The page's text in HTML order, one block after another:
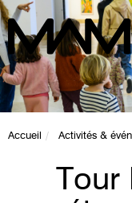
Accueil Activités &
Tour